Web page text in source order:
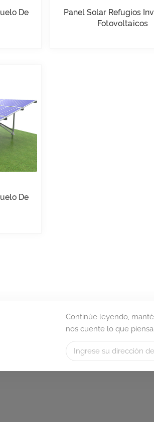
De
Panel Solar Refugios
Fotovoltaicos
De
Continúe leyendo,
nos cuente lo que piensa.